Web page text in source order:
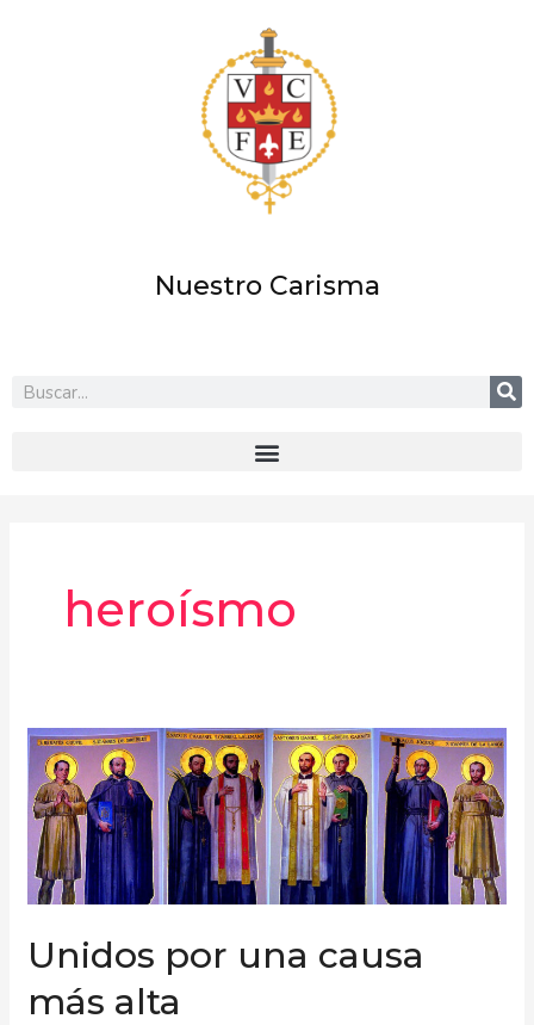
Nuestro Carisma
heroísmo
Unidos por una causa
más alta
Unidos
por
una
causa
más
alta